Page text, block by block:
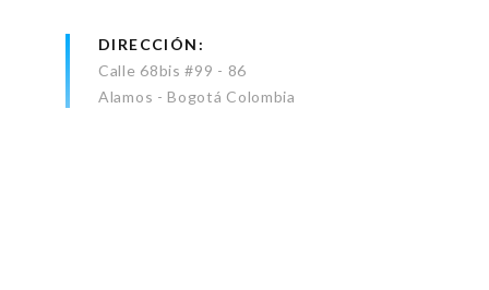
DIRECCIÓN
Calle 68bis #99 - 86
Alamos - Bogotá Colombia